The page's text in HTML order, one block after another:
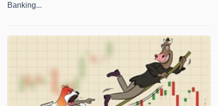
Banking...
NGUYÊN